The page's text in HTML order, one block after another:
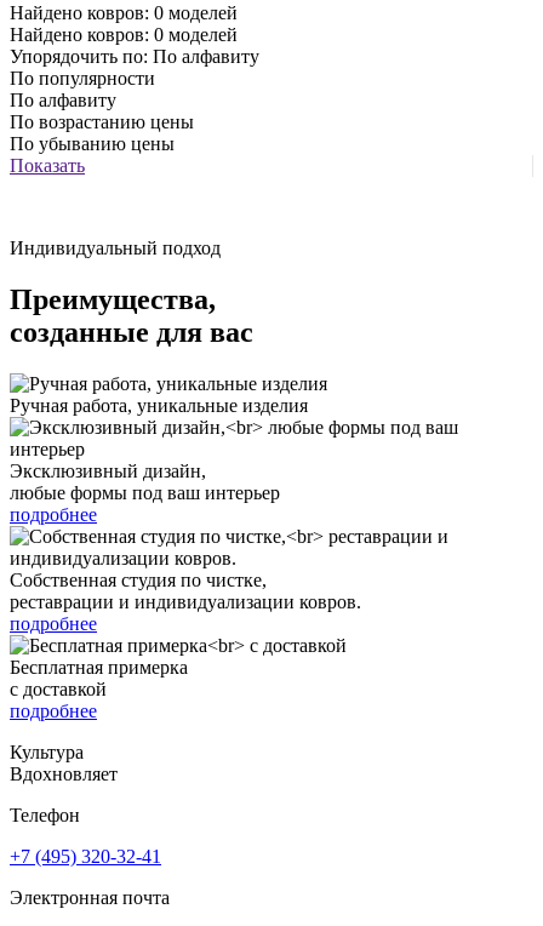
Найдено ковров: 0 моделей
Найдено ковров: 0 моделей
Упорядочить по: По алфавиту
По популярности
По алфавиту
По возрастанию цены
По убыванию цены
Показать
Индивидуальный подход
Преимущества,
созданные для вас
Ручная работа, уникальные изделия
Эксклюзивный дизайн,
любые формы под ваш интерьер
подробнее
Собственная студия по чистке,
реставрации и индивидуализации ковров.
подробнее
Бесплатная примерка
с доставкой
подробнее
Культура
Вдохновляет
Телефон
+7 (495) 320-32-41
Электронная почта